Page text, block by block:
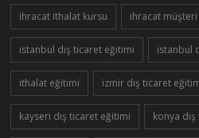
ihracat ithalat kursu ihracat
istanbul dış ticaret eğitimi istanbul
ithalat eğitimi izmir dış ticaret
kayseri dış ticaret eğitimi konya